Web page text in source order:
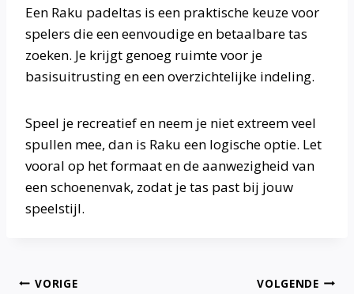
Een Raku padeltas is een praktische keuze voor
spelers die een eenvoudige en betaalbare tas
zoeken. Je krijgt genoeg ruimte voor je
basisuitrusting en een overzichtelijke indeling.
Speel je recreatief en neem je niet extreem veel
spullen mee, dan is Raku een logische optie. Let
vooral op het formaat en de aanwezigheid van
een schoenenvak, zodat je tas past bij jouw
speelstijl.
Bericht
VORIGE VOLGENDE